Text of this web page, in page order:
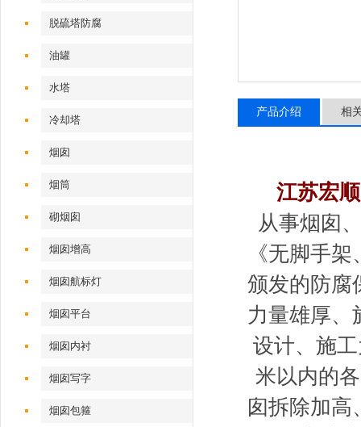
脱硫塔防腐
油罐
水塔
冷却塔
烟囱
烟筒
砌烟囱
烟囱增高
烟囱航标灯
烟囱平台
烟囱内衬
烟囱写字
烟囱包箍
产品介绍 相
江苏宏
从事烟囱
《无脚手
颁发的防腐
力量雄厚、
设计、施
米以内的
囱拆除加